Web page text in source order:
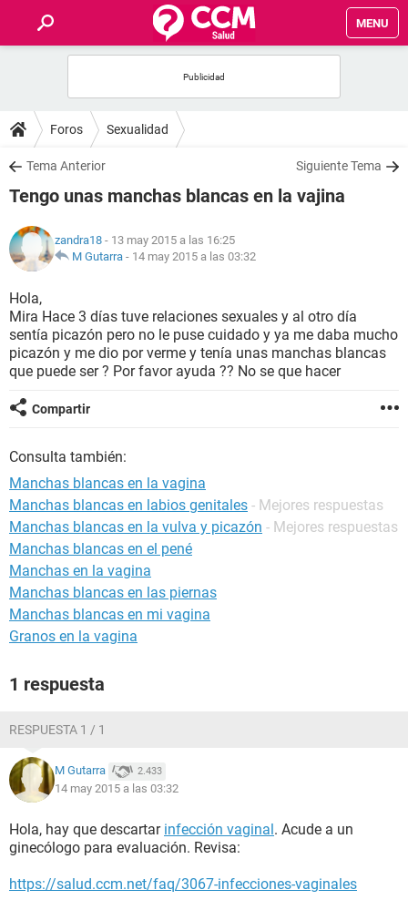
MENU
FOROS
SALUD
FAMILIA
NUTRICIÓN
BIENESTAR
SEXUALIDAD
GLOSARIO
Foros Sexualidad
Tema Anterior Siguiente Tema
Tengo unas manchas blancas en la vajina
zandra18 - 13 may 2015 a las 16:25
M Gutarra - 14 may 2015 a las 03:32
Hola,
Mira Hace 3 días tuve relaciones sexuales y al otro día
sentía picazón pero no le puse cuidado y ya me daba mucho
picazón y me dio por verme y tenía unas manchas blancas
que puede ser ? Por favor ayuda ?? No se que hacer
Compartir
Consulta también:
Manchas blancas en la vagina
Manchas blancas en labios genitales - Mejores respuestas
Manchas blancas en la vulva y picazón - Mejores respuestas
Manchas blancas en el pené
Manchas en la vagina
Manchas blancas en las piernas
Manchas blancas en mi vagina
Granos en la vagina
1 respuesta
RESPUESTA 1 / 1
M Gutarra 2.433
14 may 2015 a las 03:32
Hola, hay que descartar infección vaginal. Acude a un
ginecólogo para evaluación. Revisa:
https://salud.ccm.net/faq/3067-infecciones-vaginales